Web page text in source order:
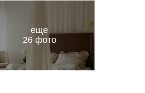
еще
26 фото